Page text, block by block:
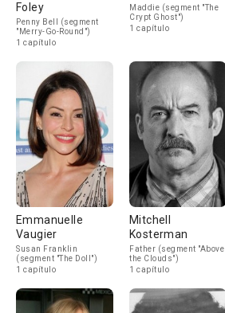
Foley
Penny Bell (segment
"Merry-Go-Round")
1 capítulo
Maddie (segment "The
Crypt Ghost")
1 capítulo
Emmanuelle
Vaugier
Susan Franklin
(segment "The Doll")
1 capítulo
Mitchell
Kosterman
Father (segment "Above
the Clouds")
1 capítulo